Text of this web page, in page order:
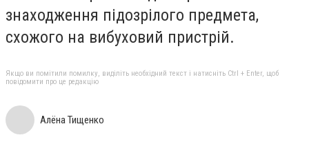
знаходження підозрілого предмета,
схожого на вибуховий пристрій.
Якщо ви помітили помилку, виділіть необхідний текст і натисніть Ctrl + Enter, щоб
повідомити про це редакцію
Алёна Тищенко